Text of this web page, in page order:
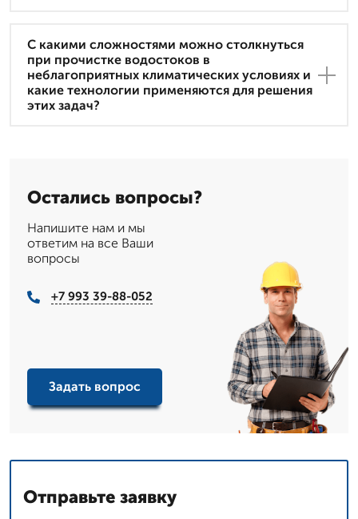
С какими сложностями можно столкнуться
при прочистке водостоков в
неблагоприятных климатических условиях и
какие технологии применяются для решения
этих задач?
Остались вопросы?
Напишите нам и мы
ответим на все Ваши
вопросы
+7 993 39-88-052
Задать вопрос
Отправьте заявку